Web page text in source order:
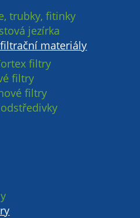
trubky, fitinky
jezírka
materiály
filtry
filtry
filtry